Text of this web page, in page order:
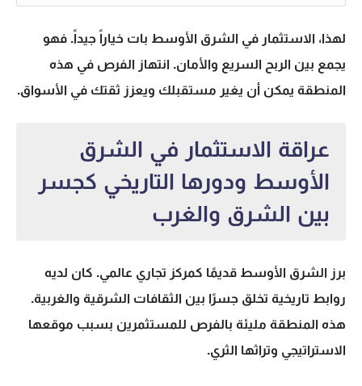
لهذا، الاستثمار في الشرق الأوسط بات خياراً جيداً. فهو
يجمع بين الربح السريع والأمان. انتهاز الفرص في هذه
المنطقة يمكن أن يغير مستقبلك ويعزز ثقتك في الأسواق.
عراقة الاستثمار في الشرق
الأوسط ودورها التاريخي كجسر
بين الشرق والغرب
برز الشرق الأوسط قديمًا كمركز تجاري عالمي. كان لديه
روابط تاريخية تخلق جسرًا بين الثقافات الشرقية والغربية.
هذه المنطقة مليئة بالفرص للمستثمرين بسبب موقعها
الاستراتيجي وتراثها الثري.